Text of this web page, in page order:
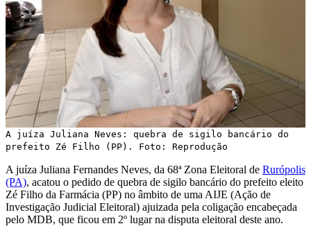
A juíza Juliana Neves: quebra de sigilo bancário do
prefeito Zé Filho (PP). Foto: Reprodução
A juíza Juliana Fernandes Neves, da 68ª Zona Eleitoral de Rurópolis
(PA), acatou o pedido de quebra de sigilo bancário do prefeito eleito
Zé Filho da Farmácia (PP) no âmbito de uma AIJE (Ação de
Investigação Judicial Eleitoral) ajuizada pela coligação encabeçada
pelo MDB, que ficou em 2º lugar na disputa eleitoral deste ano.